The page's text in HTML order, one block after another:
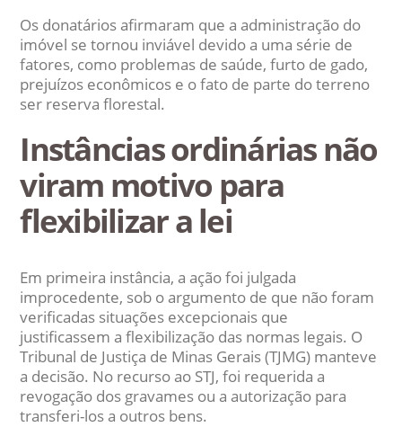
Os donatários afirmaram que a administração do
imóvel se tornou inviável devido a uma série de
fatores, como problemas de saúde, furto de gado,
prejuízos econômicos e o fato de parte do terreno
ser reserva florestal.
Instâncias ordinárias não
viram motivo para
flexibilizar a lei
Em primeira instância, a ação foi julgada
improcedente, sob o argumento de que não foram
verificadas situações excepcionais que
justificassem a flexibilização das normas legais. O
Tribunal de Justiça de Minas Gerais (TJMG) manteve
a decisão. No recurso ao STJ, foi requerida a
revogação dos gravames ou a autorização para
transferi-los a outros bens.